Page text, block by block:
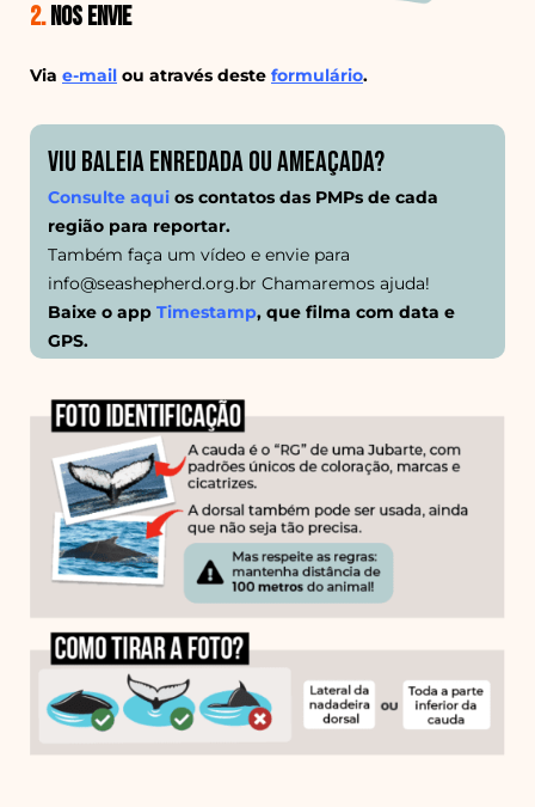
2.Nos envie
Via e-mail ou através deste formulário.
VIU BALEIA ENREDADA OU AMEAÇADA?
Consulte aqui os contatos das PMPs de cada
região para reportar.
Também faça um vídeo e envie para
info@seashepherd.org.br Chamaremos ajuda!
Baixe o app Timestamp, que filma com data e
GPS.